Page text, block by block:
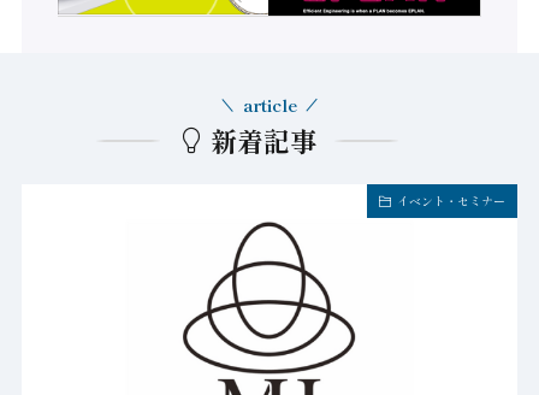
新着記事
article
イベント・セミナー